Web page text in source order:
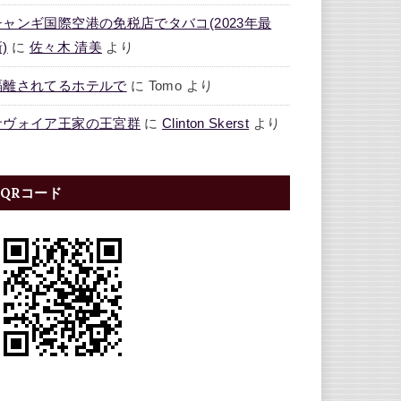
ャンギ国際空港の免税店でタバコ(2023年最
に 佐々木 清美 より
離されてるホテルで に Tomo より
ヴォイア王家の王宮群 にClinton Skerst より
QRコード